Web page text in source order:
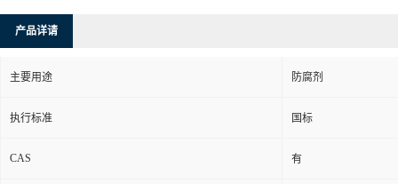
产品详请
主要用途 防腐剂
执行标准 国标
CAS 有